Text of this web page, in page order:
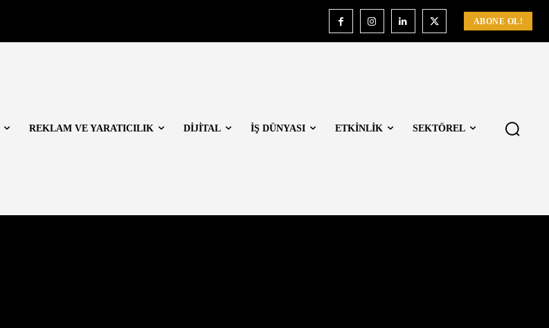
ABONE OL!
REKLAM VE YARATICILIK DİJİTAL İŞ DÜNYASI ETKİNLİK SEKTÖREL